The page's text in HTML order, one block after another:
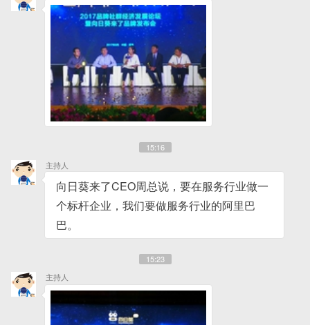
15:16
主持人
向日葵来了CEO周总说，要在服务行业做一
个标杆企业，我们要做服务行业的阿里巴
巴。
15:23
主持人